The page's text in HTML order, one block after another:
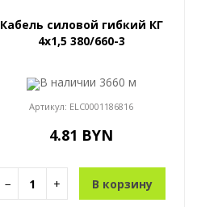
Кабель силовой гибкий КГ
4x1,5 380/660-3
В наличии 3660 м
Артикул: ELC0001186816
4.81 BYN
− + В корзину